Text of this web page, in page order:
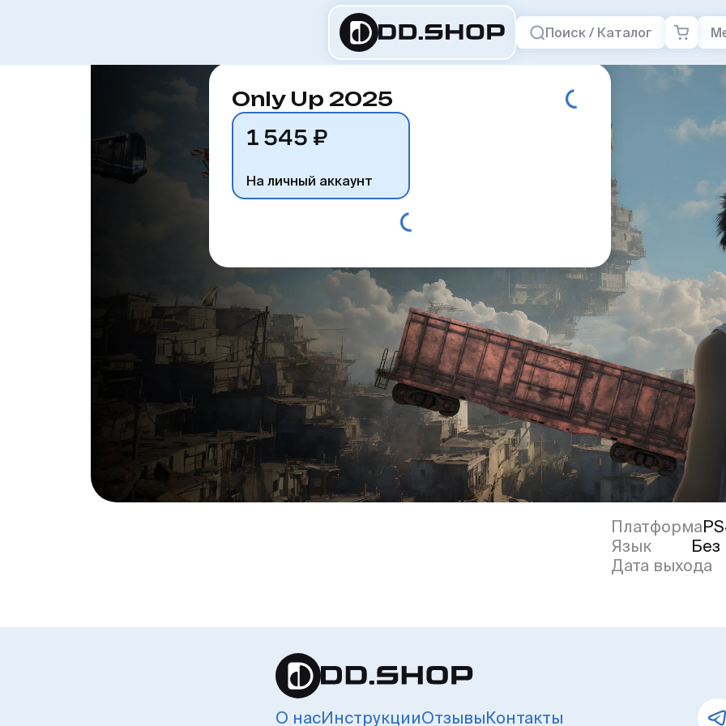
Поиск / Каталог
Only Up 2025
1 545 ₽
На личный аккаунт
Платформа
Язык
Без
Дата выхода
О насИнструкцииОтзывыКонтакты